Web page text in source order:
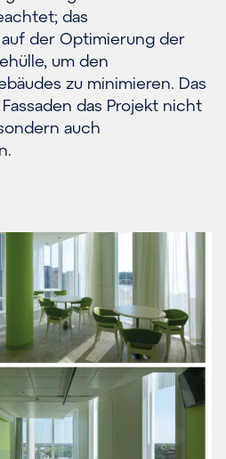
das
der Optimierung der
um den
zu minimieren. Das
das Projekt nicht
auch